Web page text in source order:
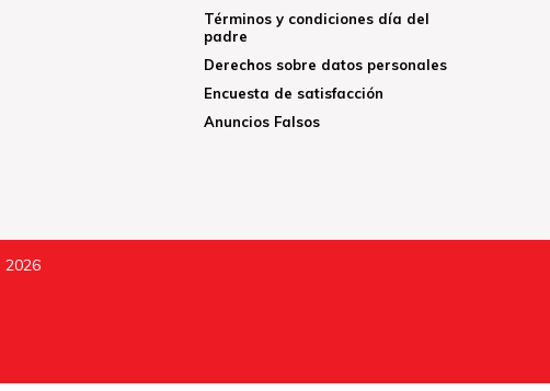
Términos y condiciones día del
padre
Derechos sobre datos personales
Encuesta de satisfacción
Anuncios Falsos
2026